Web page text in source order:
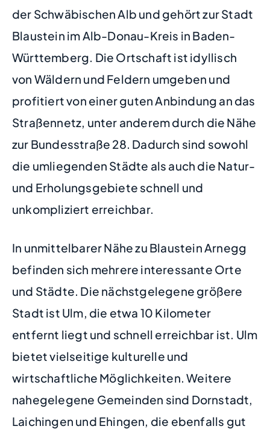
der Schwäbischen Alb und gehört zur Stadt
Blaustein im Alb-Donau-Kreis in Baden-
Württemberg. Die Ortschaft ist idyllisch
von Wäldern und Feldern umgeben und
profitiert von einer guten Anbindung an das
Straßennetz, unter anderem durch die Nähe
zur Bundesstraße 28. Dadurch sind sowohl
die umliegenden Städte als auch die Natur-
und Erholungsgebiete schnell und
unkompliziert erreichbar.
In unmittelbarer Nähe zu Blaustein Arnegg
befinden sich mehrere interessante Orte
und Städte. Die nächstgelegene größere
Stadt ist Ulm, die etwa 10 Kilometer
entfernt liegt und schnell erreichbar ist. Ulm
bietet vielseitige kulturelle und
wirtschaftliche Möglichkeiten. Weitere
nahegelegene Gemeinden sind Dornstadt,
Laichingen und Ehingen, die ebenfalls gut